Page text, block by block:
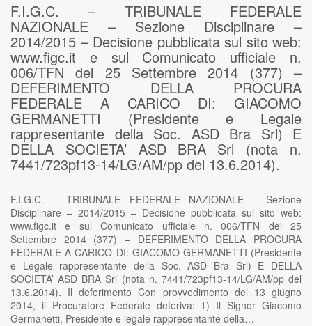
F.I.G.C. – TRIBUNALE FEDERALE
NAZIONALE – Sezione Disciplinare –
2014/2015 – Decisione pubblicata sul sito web:
www.figc.it e sul Comunicato ufficiale n.
006/TFN del 25 Settembre 2014 (377) –
DEFERIMENTO DELLA PROCURA
FEDERALE A CARICO DI: GIACOMO
GERMANETTI (Presidente e Legale
rappresentante della Soc. ASD Bra Srl) E
DELLA SOCIETA’ ASD BRA Srl (nota n.
7441/723pf13-14/LG/AM/pp del 13.6.2014).
F.I.G.C. – TRIBUNALE FEDERALE NAZIONALE – Sezione
Disciplinare – 2014/2015 – Decisione pubblicata sul sito web:
www.figc.it e sul Comunicato ufficiale n. 006/TFN del 25
Settembre 2014 (377) – DEFERIMENTO DELLA PROCURA
FEDERALE A CARICO DI: GIACOMO GERMANETTI (Presidente
e Legale rappresentante della Soc. ASD Bra Srl) E DELLA
SOCIETA’ ASD BRA Srl (nota n. 7441/723pf13-14/LG/AM/pp del
13.6.2014). Il deferimento Con provvedimento del 13 giugno
2014, il Procuratore Federale deferiva: 1) Il Signor Giacomo
Germanetti, Presidente e legale rappresentante della…